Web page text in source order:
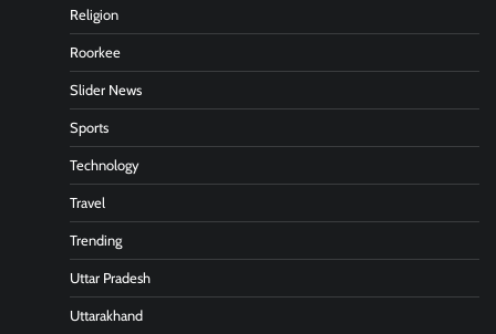
Religion
Roorkee
Slider News
Sports
Technology
Travel
Trending
Uttar Pradesh
Uttarakhand